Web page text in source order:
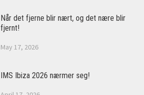
Når det fjerne blir nært, og det nære blir
fjernt!
May 17, 2026
IMS Ibiza 2026 nærmer seg!